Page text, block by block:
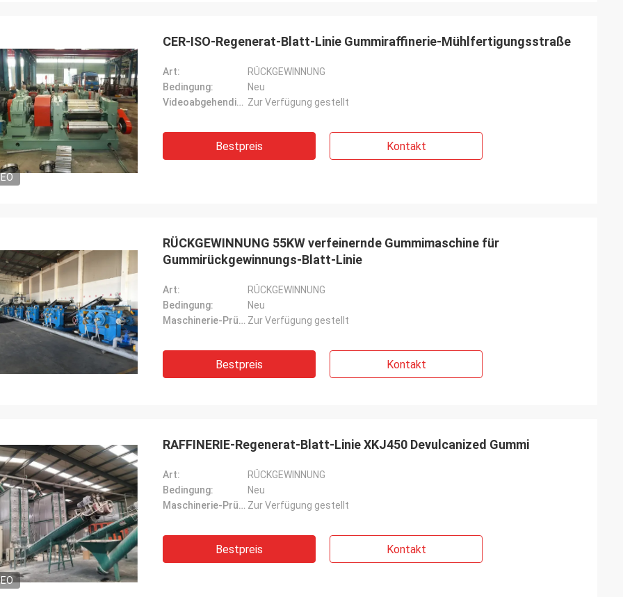
CER-ISO-Regenerat-Blatt-Linie Gummiraffinerie-Mühlfertigungsstraße
Art:
RÜCKGEWINNUNG
Bedingung:
Neu
Videoabgehendinspektion: Zur Verfügung gestellt
Bestpreis Kontakt
RÜCKGEWINNUNG 55KW verfeinernde Gummimaschine für
Gummirückgewinnungs-Blatt-Linie
Art:
RÜCKGEWINNUNG
Bedingung:
Neu
Maschinerie-Prüfbericht: Zur Verfügung gestellt
Bestpreis Kontakt
RAFFINERIE-Regenerat-Blatt-Linie XKJ450 Devulcanized Gummi
Art:
RÜCKGEWINNUNG
Bedingung:
Neu
Maschinerie-Prüfbericht: Zur Verfügung gestellt
Bestpreis Kontakt